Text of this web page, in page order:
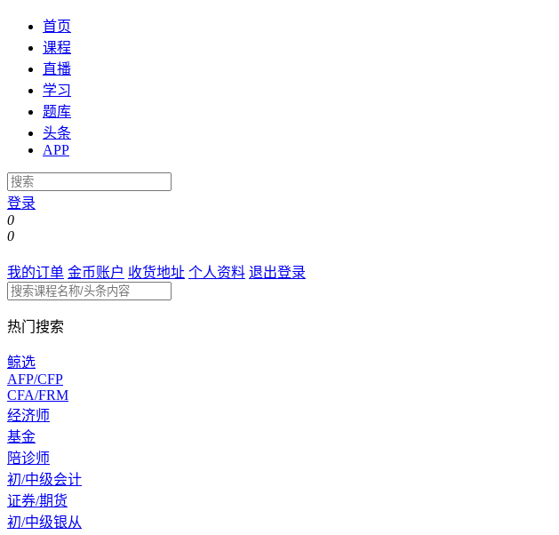
首页
课程
直播
学习
题库
头条
APP
登录
0
0
我的订单 金币账户 收货地址 个人资料 退出登录
热门搜索
鲸选
AFP/CFP
CFA/FRM
经济师
基金
陪诊师
初/中级会计
证券/期货
初/中级银从